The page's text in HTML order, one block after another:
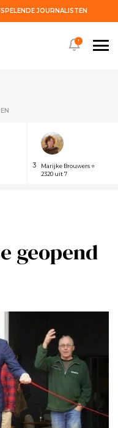
JOURNALISTEN
3
Marijke Brouwers ⭐
2320 uit 7
!
geopend